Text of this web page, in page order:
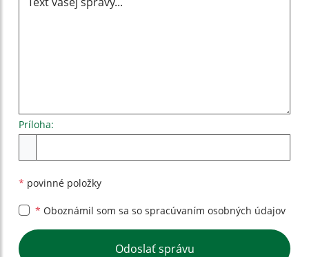
Príloha:
* povinné položky
* Oboznámil som sa so spracúvaním osobných údajov
Google reCaptcha Response
Odoslať správu